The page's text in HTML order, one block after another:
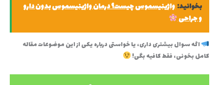
بخوانید:واژینیسموس چیست؟ درمان واژینیسموس بدون دارو
و جراحی
اگه سوال بیشتری داری، یا خواستی درباره یکی از این موضوعات مقاله
کامل بخونی، فقط کافیه بگی!